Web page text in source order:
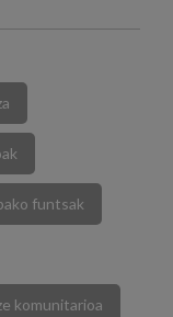
funtsak
komunitarioa